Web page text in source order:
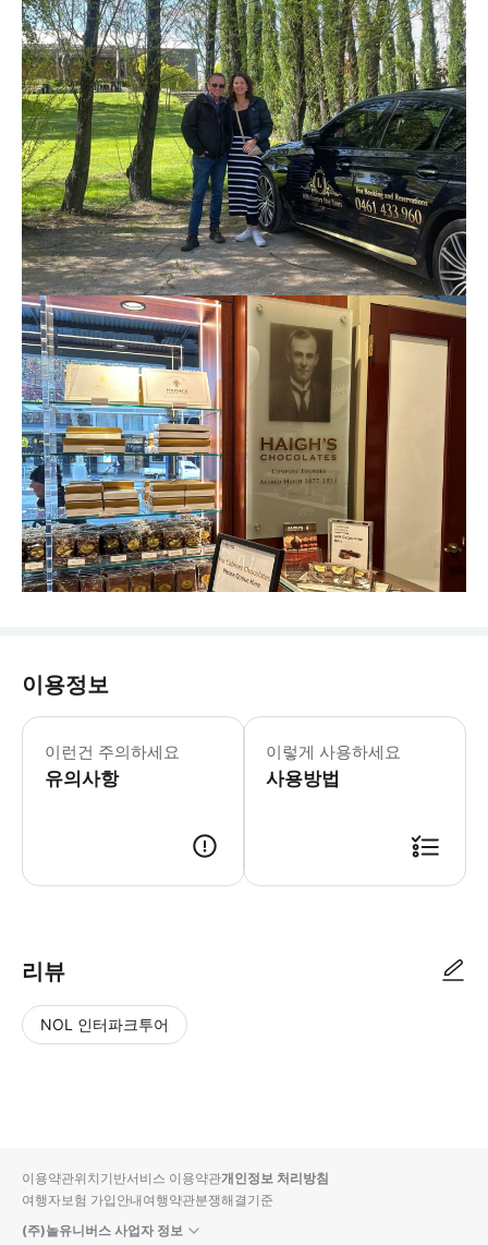
이용정보
이런건 주의하세요
유의사항
이렇게 사용하세요
사용방법
리뷰
NOL 인터파크투어
입니
다.
순
상
이용약관위치기반서비스 이용약관개인정보 처리방침
여행자보험 가입안내여행약관분쟁해결기준
(주)놀유니버스 사업자 정보